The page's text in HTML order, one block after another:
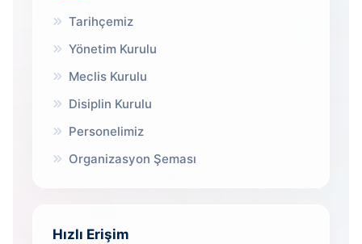
Tarihçemiz
Yönetim Kurulu
Meclis Kurulu
Disiplin Kurulu
Personelimiz
Organizasyon Şeması
Hızlı Erişim